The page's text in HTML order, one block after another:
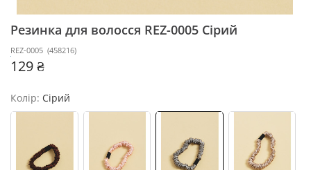
Резинка для волосся REZ-0005 Сірий
REZ-0005 (458216)
129 ₴
Колір: Сірий